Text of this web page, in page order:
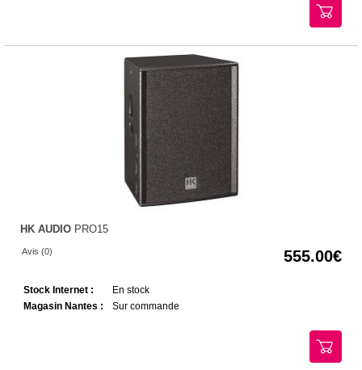
HK AUDIO PRO15
Avis (0) 555.00
Stock Internet :
En stock
Magasin Nantes :
Sur commande